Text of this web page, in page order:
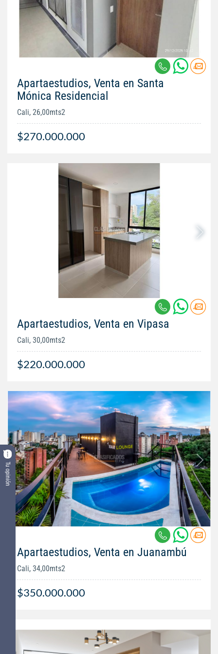
Tu opinión
Apartaestudios, Venta en Santa
Mónica Residencial
Cali, 26,00mts2
$270.000.000
Apartaestudios, Venta en Vipasa
Cali, 30,00mts2
$220.000.000
Apartaestudios, Venta en Juanambú
Cali, 34,00mts2
$350.000.000